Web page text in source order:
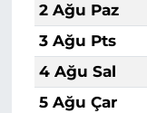
2 Ağu Paz
3 Ağu Pts
4 Ağu Sal
5 Ağu Çar